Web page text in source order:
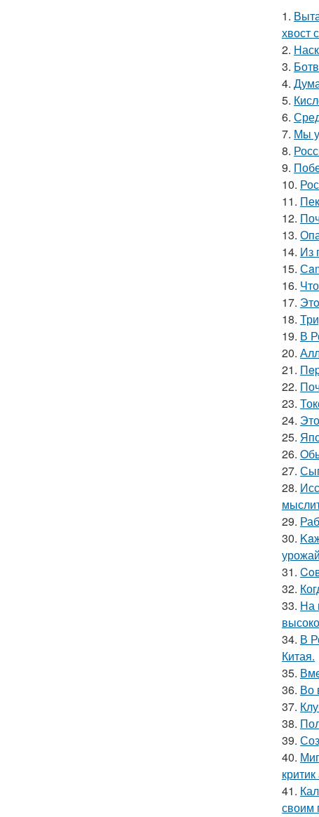
1.
хвост
2.
3.
4.
5.
6.
7. Мы
8.
9.
10.
11.
12.
13.
14. Из
15.
16.
17.
18.
19. В
20.
21.
22.
23.
24.
25.
26.
27.
28.
29.
30.
31.
32.
33. На
34. В
Китая.
35.
36. Во
37.
38.
39.
40.
41.
своим